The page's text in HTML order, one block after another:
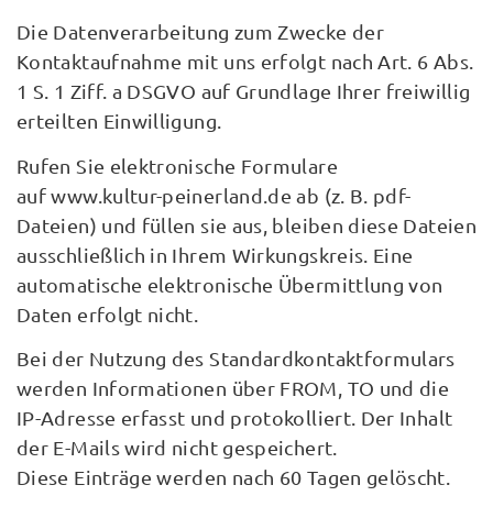
Die Datenverarbeitung zum Zwecke der
Kontaktaufnahme mit uns erfolgt nach Art. 6 Abs.
1 S. 1 Ziff. a DSGVO auf Grundlage Ihrer freiwillig
erteilten Einwilligung.
Rufen Sie elektronische Formulare
auf www.kultur-peinerland.de ab (z. B. pdf-
Dateien) und füllen sie aus, bleiben diese Dateien
ausschließlich in Ihrem Wirkungskreis. Eine
automatische elektronische Übermittlung von
Daten erfolgt nicht.
Bei der Nutzung des Standardkontaktformulars
werden Informationen über FROM, TO und die
IP-Adresse erfasst und protokolliert. Der Inhalt
der E-Mails wird nicht gespeichert.
Diese Einträge werden nach 60 Tagen gelöscht.